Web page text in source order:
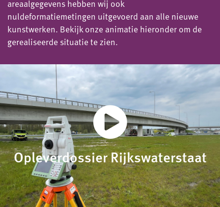
areaalgegevens hebben wij ook
nuldeformatiemetingen uitgevoerd aan alle nieuwe
kunstwerken. Bekijk onze animatie hieronder om de
gerealiseerde situatie te zien.
Opleverdossier Rijkswaterstaat